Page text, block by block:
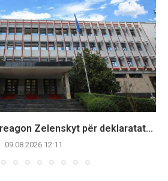
Zelenskyt për deklaratat...
09.08.2026 12:11